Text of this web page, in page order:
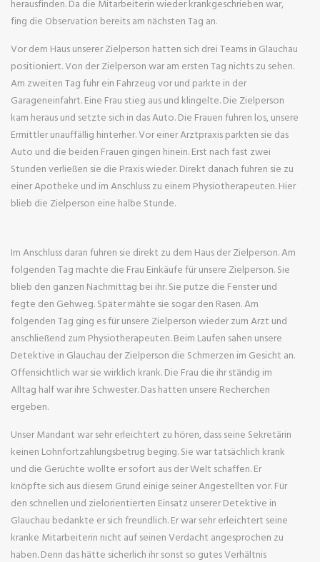
fing die Observation bereits am nächsten Tag an.
Vor dem Haus unserer Zielperson hatten sich drei Teams in Glauchau
positioniert. Von der Zielperson war am ersten Tag nichts zu sehen.
Am zweiten Tag fuhr ein Fahrzeug vor und parkte in der
Garageneinfahrt. Eine Frau stieg aus und klingelte. Die Zielperson
kam heraus und setzte sich in das Auto. Die Frauen fuhren los, unsere
Ermittler unauffällig hinterher. Vor einer Arztpraxis parkten sie das
Auto und die beiden Frauen gingen hinein. Erst nach fast zwei
Stunden verließen sie die Praxis wieder. Direkt danach fuhren sie zu
einer Apotheke und im Anschluss zu einem Physiotherapeuten. Hier
blieb die Zielperson eine halbe Stunde.
Im Anschluss daran fuhren sie direkt zu dem Haus der Zielperson. Am
folgenden Tag machte die Frau Einkäufe für unsere Zielperson. Sie
blieb den ganzen Nachmittag bei ihr. Sie putze die Fenster und
fegte den Gehweg. Später mähte sie sogar den Rasen. Am
folgenden Tag ging es für unsere Zielperson wieder zum Arzt und
anschließend zum Physiotherapeuten. Beim Laufen sahen unsere
Detektive in Glauchau der Zielperson die Schmerzen im Gesicht an.
Offensichtlich war sie wirklich krank. Die Frau die ihr ständig im
Alltag half war ihre Schwester. Das hatten unsere Recherchen
ergeben.
Unser Mandant war sehr erleichtert zu hören, dass seine Sekretärin
keinen Lohnfortzahlungsbetrug beging. Sie war tatsächlich krank
und die Gerüchte wollte er sofort aus der Welt schaffen. Er
knöpfte sich aus diesem Grund einige seiner Angestellten vor. Für
den schnellen und zielorientierten Einsatz unserer Detektive in
Glauchau bedankte er sich freundlich. Er war sehr erleichtert seine
kranke Mitarbeiterin nicht auf seinen Verdacht angesprochen zu
haben. Denn das hätte sicherlich ihr sonst so gutes Verhältnis